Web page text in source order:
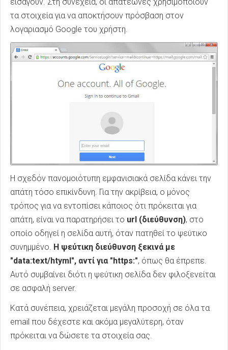
εισάγουν. Στη συνέχεια, οι απατεώνες χρησιμοποιούν
τα στοιχεία για να αποκτήσουν πρόσβαση στον
λογαριασμό Google του χρήστη.
Η σχεδόν πανομοιότυπη εμφανισιακά σελίδα κάνει την
απάτη τόσο επικίνδυνη. Για την ακρίβεια, ο μόνος
τρόπος για να εντοπίσει κάποιος ότι πρόκειται για
απάτη, είναι να παρατηρήσει το url (διεύθυνση), στο
οποίο οδηγεί η σελίδα αυτή, όταν πατηθεί το ψεύτικο
συνημμένο. Η ψεύτικη διεύθυνση ξεκινά με
"data:text/htyml", αντί για "https:", όπως θα έπρεπε.
Αυτό συμβαίνει διότι η ψεύτικη σελίδα δεν φιλοξενείται
σε ασφαλή server.
Κατά συνέπεια, χρειάζεται μεγάλη προσοχή σε όλα τα
email που δέχεστε και ακόμα μεγαλύτερη, όταν
πρόκειται να δώσετε τα στοιχεία σας.